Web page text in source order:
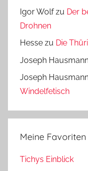
Igor Wolfzu Der
Drohnen
Hesse zu Die
Joseph
Joseph
Windelfetisch
Meine
Tichys Einblick